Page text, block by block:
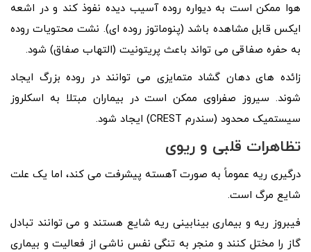
هوا ممکن است به دیواره روده آسیب دیده نفوذ کند و در اشعه
ایکس قابل مشاهده باشد (پنوماتوز روده ای). نشت محتویات روده
به حفره صفاقی می تواند باعث پریتونیت (التهاب صفاق) شود.
زائده های دهان گشاد متمایزی می توانند در روده بزرگ ایجاد
شوند. سیروز صفراوی ممکن است در بیماران مبتلا به اسکلروز
سیستمیک محدود (سندرم CREST) ایجاد شود.
تظاهرات قلبی و ریوی
درگیری ریه عموماً به صورت آهسته پیشرفت می‌ کند، اما یک علت
شایع مرگ است.
فیبروز ریه و بیماری بینابینی ریه شایع هستند و می توانند تبادل
گاز را مختل کنند و منجر به تنگی نفس ناشی از فعالیت و بیماری